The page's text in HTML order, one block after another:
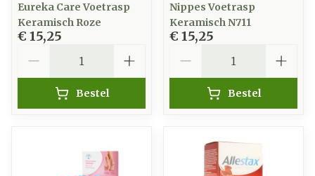
Eureka Care Voetrasp
Keramisch Roze
€ 15,25
Bestel
Nippes Voetrasp
Keramisch N711
€ 15,25
Bestel